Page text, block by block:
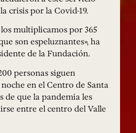
crisis por la Covid-19.
los multiplicamos por 365
son espeluznantes», ha
de la Fundación.
personas siguen
en el Centro de Santa
de que la pandemia les
entre el centro del Valle